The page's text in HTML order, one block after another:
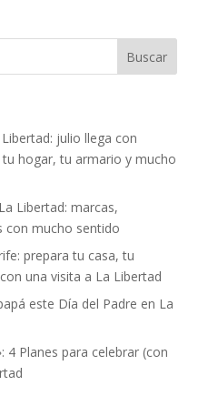
julio llega con
hogar, tu armario y mucho
Libertad: marcas,
con mucho sentido
prepara tu casa, tu
una visita a La Libertad
este Día del Padre en La
4 Planes para celebrar (con